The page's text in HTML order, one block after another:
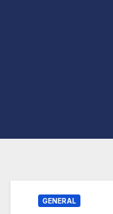
GENERAL